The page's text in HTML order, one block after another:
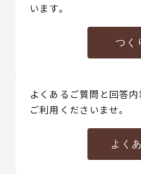
います。
つく
よくあるご質問と回答
ご利用くださいませ。
よく